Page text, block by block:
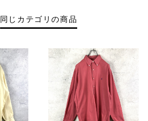
同じカテゴリの商品